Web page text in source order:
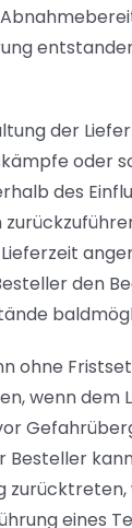
der
oder
des
den
ohne
wenn dem
Besteller
zurücktreten,
eines